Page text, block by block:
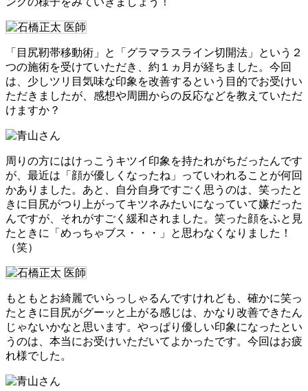
「目尻靭帯移動術」と「グラマラスライン切開法」という２
つの施術を受けていただき、約１ヵ月が経ちました。今回
は、少しツリ目気味な印象を改善するという目的でお受けい
ただきましたが、感想や周囲からの反応などを教えていただ
けますか？
周りの方にはけっこうキツイ印象を持たれがちだったんです
が、最近は「顔が優しくなったね」っていわれることが何回
かありました。あと、自分自身ですごく思うのは、笑ったと
きに目尻がつり上がってキツネみたいになっていて嫌だった
んですが、それがすごく緩和されました。笑った顔をふと見
たときに「めっちゃブス・・・」と思わなくなりました！
（笑）
もともとお綺麗でいらっしゃるんですけれども、確かに笑っ
たときに目尻がグーッと上がる感じは、かなり改善できたん
じゃないかなと思います。やっぱり優しい印象になったとい
うのは、本当にお受けいただいてよかったです。今回はお疲
れ様でした。